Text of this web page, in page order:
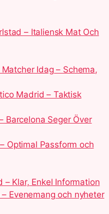
– Italiensk Mat Och
Idag – Schema,
Madrid – Taktisk
Barcelona Seger Över
Optimal Passform och
Klar, Enkel Information
Evenemang och nyheter